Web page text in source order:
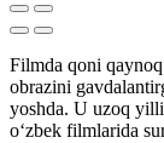
Filmda qoni
obrazini
yoshda. U uzoq
o‘zbek filmlarida